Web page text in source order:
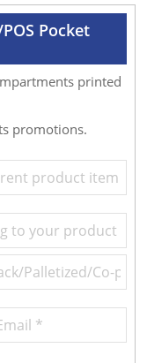
Pocket
printed
promotions.